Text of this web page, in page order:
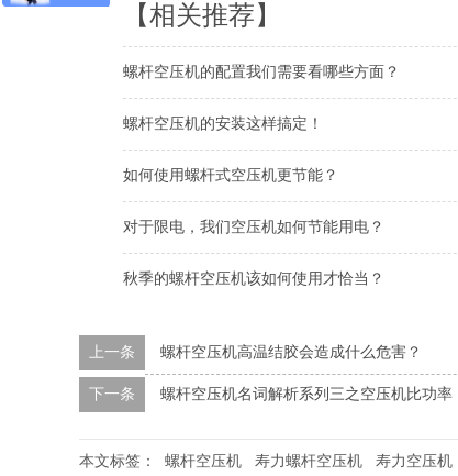
【相关推荐】
螺杆空压机的配置我们需要看哪些方面？
螺杆空压机的安装这样搞定！
如何使用螺杆式空压机更节能？
对于限电，我们空压机如何节能用电？
秋季的螺杆空压机该如何使用才恰当？
上一条 螺杆空压机高温结胶会造成什么危害？
下一条 螺杆空压机名词解析系列三之空压机比功率
本文标签： 螺杆空压机 寿力螺杆空压机 寿力空压机